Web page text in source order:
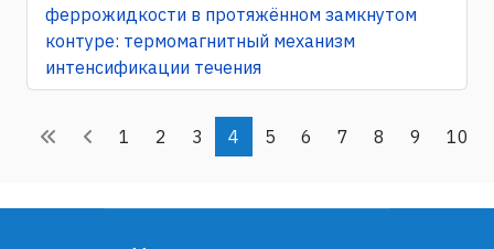
феррожидкости в протяжённом замкнутом
контуре: термомагнитный механизм
интенсификации течения
1 2 3 4 5 6 7 8 9 10